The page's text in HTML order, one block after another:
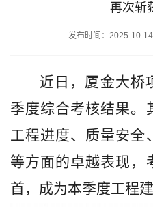
再次斩
发布时间：2025-10-14
近日，厦金大桥
季度综合考核结果。
工程进度、质量安全
等方面的卓越表现，
首，成为本季度工程